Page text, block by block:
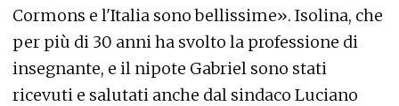
Cormons e l'Italia sono bellissime». Isolina, che
per più di 30 anni ha svolto la professione di
insegnante, e il nipote Gabriel sono stati
ricevuti e salutati anche dal sindaco Luciano